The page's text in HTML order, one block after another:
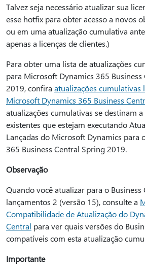
Talvez seja necessário atualizar sua
esse hotfix para obter acesso a novos
ou em uma atualização cumulativa
apenas a licenças de clientes.)
Para obter uma lista de atualizações
para Microsoft Dynamics 365
2019, confira atualizações cumulativas
Microsoft Dynamics 365 Business
atualizações cumulativas se destinam
existentes que estejam executando
Lançadas do Microsoft Dynamics para
365 Business Central Spring 2019.
Observação
Quando você atualizar para o
lançamentos 2 (versão 15), consulte a
Compatibilidade de Atualização do
Central para ver quais versões do
compatíveis com esta atualização
Importante